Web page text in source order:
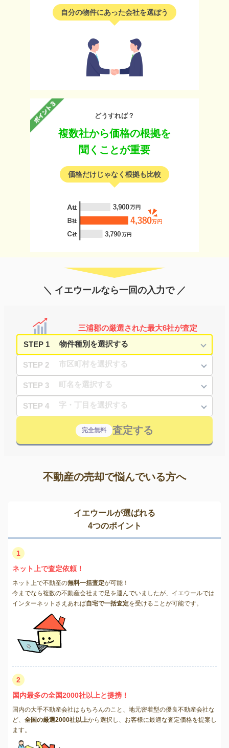
自分の物件にあった会社を選ぼう
どうすれば？
複数社から価格の根拠を
聞くことが重要
価格だけじゃなく根拠も比較
＼ イエウールなら一回の入力で ／
三浦郡の厳選された最大6社が査定
STEP 1
STEP 2
STEP 3
STEP 4
完全無料 査定する
不動産の売却で悩んでいる方へ
イエウールが選ばれる
4つのポイント
1
ネット上で査定依頼！
ネット上で不動産の無料一括査定が可能！
今までなら複数の不動産会社まで足を運んでいましたが、イエウールでは
インターネットさえあれば自宅で一括査定を受けることが可能です。
2
国内最多の全国2000社以上と提携！
国内の大手不動産会社はもちろんのこと、地元密着型の優良不動産会社な
ど、 全国の厳選2000社以上から選択し、お客様に最適な査定価格を提案し
ます。